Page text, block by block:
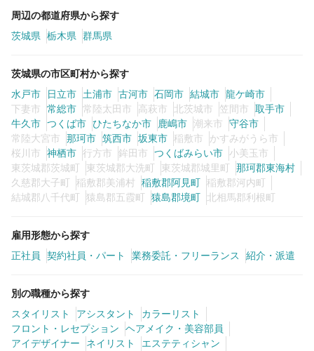
周辺の都道府県から探す
茨城県
栃木県 群馬県
茨城県の市区町村から探す
水戸市
日立市 土浦市 古河市 石岡市 結城市 龍ケ崎市
下妻市
常総市 常陸太田市 高萩市 北茨城市 笠間市
取手市
牛久市 つくば市 ひたちなか市 鹿嶋市 潮来市
守谷市
常陸大宮市
那珂市 筑西市 坂東市 稲敷市
かすみがうら市
桜川市
神栖市 行方市 鉾田市 つくばみらい市 小美玉市
東茨城郡茨城町
東茨城郡大洗町 東茨城郡城里町
那珂郡東海村
久慈郡大子町
稲敷郡美浦村 稲敷郡阿見町 稲敷郡河内町
結城郡八千代町
猿島郡五霞町 猿島郡境町 北相馬郡利根町
雇用形態から探す
正社員
契約社員・パート 業務委託・フリーランス 紹介・派遣
別の職種から探す
スタイリスト
アシスタント
カラーリスト
フロント・レセプション
ヘアメイク・美容部員
アイデザイナー
ネイリスト
エステティシャン